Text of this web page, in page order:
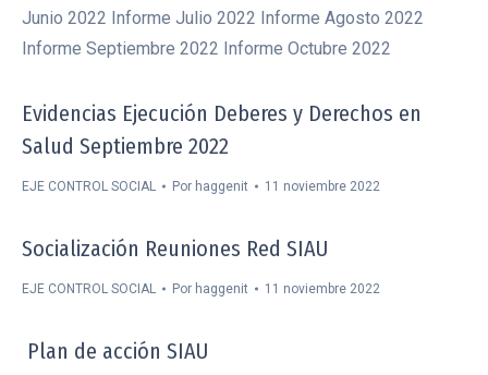
Junio 2022 Informe Julio 2022 Informe Agosto 2022
Informe Septiembre 2022 Informe Octubre 2022
Evidencias Ejecución Deberes y Derechos en
Salud Septiembre 2022
EJE CONTROL SOCIAL Por haggenit 11 noviembre 2022
Socialización Reuniones Red SIAU
EJE CONTROL SOCIAL Por haggenit 11 noviembre 2022
Plan de acción SIAU